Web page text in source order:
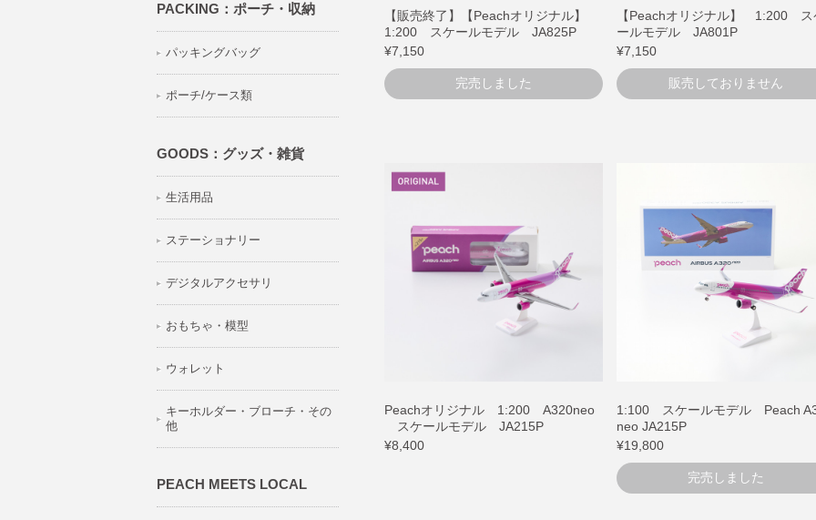
PACKING：ポーチ・収納
パッキングバッグ
ポーチ/ケース類
GOODS：グッズ・雑貨
生活用品
ステーショナリー
デジタルアクセサリ
おもちゃ・模型
ウォレット
キーホルダー・ブローチ・その
他
PEACH MEETS LOCAL
【販売終了】【Peachオリジナル】
1:200 スケールモデル JA825P
¥7,150
完売しました
【Peachオリジナル】 1:200 ス
ールモデル JA801P
¥7,150
販売しておりません
Peachオリジナル 1:200 A320neo
スケールモデル JA215P
¥8,400
1:100 スケールモデル Peach
neo JA215P
¥19,800
完売しました